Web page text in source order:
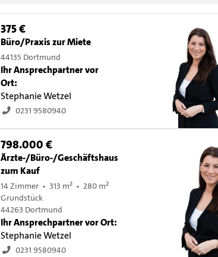
375 €
Büro/Praxis zur Miete
44135 Dortmund
Ihr Ansprechpartner vor
Ort:
Stephanie Wetzel
0231 9580940
798.000 €
Ärzte-/Büro-/Geschäftshaus
zum Kauf
14 Zimmer • 313 m² • 280 m²
Grundstück
44263 Dortmund
Ihr Ansprechpartner vor Ort:
Stephanie Wetzel
0231 9580940